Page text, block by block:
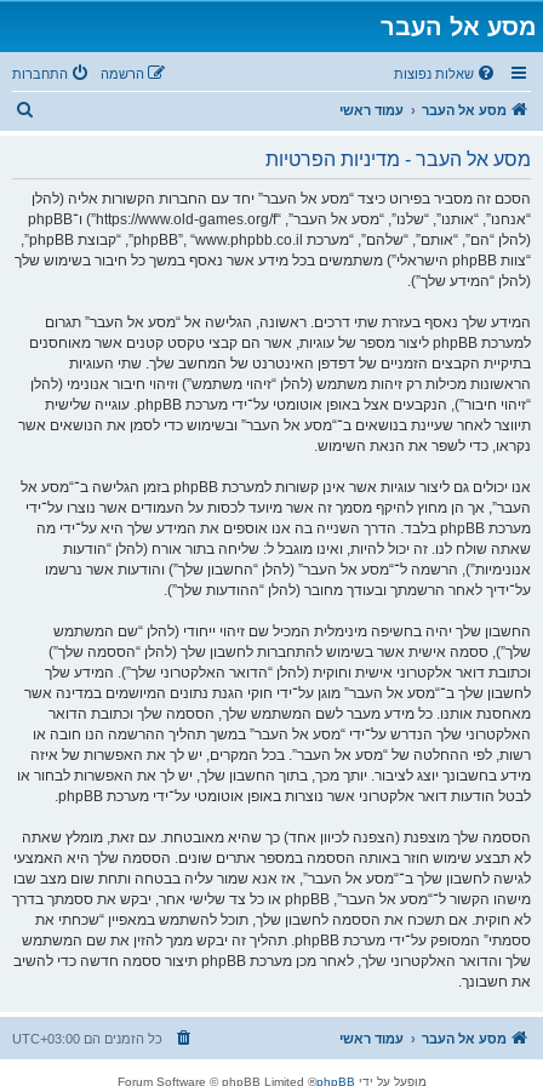
מסע אל העבר
שאלות נפוצות התחברות הרשמה
מסע אל העבר עמוד ראשי
מסע אל העבר - מדיניות הפרטיות
הסכם זה מסביר בפירוט כיצד “מסע אל העבר” יחד עם החברות הקשורות אליה (להלן
“אנחנו”, “אותנו”, “שלנו”, “מסע אל העבר”, “https://www.old-games.org/f”) ו־phpBB
(להלן “הם”, “אותם”, “שלהם”, “מערכת phpBB”, “www.phpbb.co.il”, “קבוצת phpBB”,
“צוות phpBB הישראלי”) משתמשים בכל מידע אשר נאסף במשך כל חיבור בשימוש שלך
(להלן “המידע שלך”).
המידע שלך נאסף בעזרת שתי דרכים. ראשונה, הגלישה אל “מסע אל העבר” תגרום
למערכת phpBB ליצור מספר של עוגיות, אשר הם קבצי טקסט קטנים אשר מאוחסנים
בתיקיית הקבצים הזמניים של דפדפן האינטרנט של המחשב שלך. שתי העוגיות
הראשונות מכילות רק זיהות משתמש (להלן “זיהוי משתמש”) וזיהוי חיבור אנונימי (להלן
“זיהוי חיבור”), הנקבעים אצל באופן אוטומטי על־ידי מערכת phpBB. עוגייה שלישית
תיווצר לאחר שעיינת בנושאים ב־“מסע אל העבר” ובשימוש כדי לסמן את הנושאים אשר
נקראו, כדי לשפר את הנאת השימוש.
אנו יכולים גם ליצור עוגיות אשר אינן קשורות למערכת phpBB בזמן הגלישה ב־“מסע אל
העבר”, אך הן מחוץ להיקף מסמך זה אשר מיועד לכסות על העמודים אשר נוצרו על־ידי
מערכת phpBB בלבד. הדרך השנייה בה אנו אוספים את המידע שלך היא על־ידי מה
שאתה שולח לנו. זה יכול להיות, ואינו מוגבל ל: שליחה בתור אורח (להלן “הודעות
אנונימיות”), הרשמה ל־“מסע אל העבר” (להלן “החשבון שלך”) והודעות אשר נרשמו
על־ידיך לאחר הרשמתך ובעודך מחובר (להלן “ההודעות שלך”).
החשבון שלך יהיה בחשיפה מינימלית המכיל שם זיהוי ייחודי (להלן “שם המשתמש
שלך”), ססמה אישית אשר בשימוש להתחברות לחשבון שלך (להלן “הססמה שלך”)
וכתובת דואר אלקטרוני אישית וחוקית (להלן “הדואר האלקטרוני שלך”). המידע שלך
לחשבון שלך ב־“מסע אל העבר” מוגן על־ידי חוקי הגנת נתונים המיושמים במדינה אשר
מאחסנת אותנו. כל מידע מעבר לשם המשתמש שלך, הססמה שלך וכתובת הדואר
האלקטרוני שלך הנדרש על־ידי “מסע אל העבר” במשך תהליך ההרשמה הנו חובה או
רשות, לפי ההחלטה של “מסע אל העבר”. בכל המקרים, יש לך את האפשרות של איזה
מידע בחשבונך יוצג לציבור. יותך מכך, בתוך החשבון שלך, יש לך את האפשרות לבחור או
לבטל הודעות דואר אלקטרוני אשר נוצרות באופן אוטומטי על־ידי מערכת phpBB.
הססמה שלך מוצפנת (הצפנה לכיוון אחד) כך שהיא מאובטחת. עם זאת, מומלץ שאתה
לא תבצע שימוש חוזר באותה הססמה במספר אתרים שונים. הססמה שלך היא האמצעי
לגישה לחשבון שלך ב־“מסע אל העבר”, אז אנא שמור עליה בבטחה ותחת שום מצב שבו
מישהו הקשור ל־“מסע אל העבר”, phpBB או כל צד שלישי אחר, יבקש את ססמתך בדרך
לא חוקית. אם תשכח את הססמה לחשבון שלך, תוכל להשתמש במאפיין “שכחתי את
ססמתי” המסופק על־ידי מערכת phpBB. תהליך זה יבקש ממך להזין את שם המשתמש
שלך והדואר האלקטרוני שלך, לאחר מכן מערכת phpBB תיצור ססמה חדשה כדי להשיב
את חשבונך.
מסע אל העבר עמוד ראשי כל הזמנים הם UTC+03:00
מופעל על ידי phpBB
® Forum Software © phpBB Limited